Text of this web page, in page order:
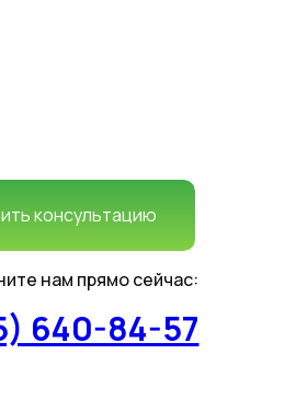
консультацию
нам прямо сейчас:
640-84-57